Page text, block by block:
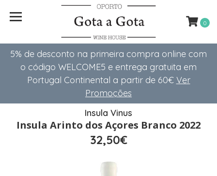
5% de desconto na primeira compra online com
o código WELCOME5 e entrega gratuita em
Portugal Continental a partir de 60€ Ver
Promoções
0
Insula Vinus
Insula Arinto dos Açores Branco 2022
32,50€